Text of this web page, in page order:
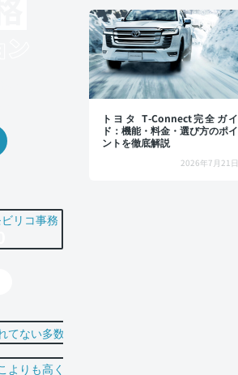
トヨタ T-Connect完全ガイ
ド：機能・料金・選び方のポイ
ントを徹底解説
2026年7月21日